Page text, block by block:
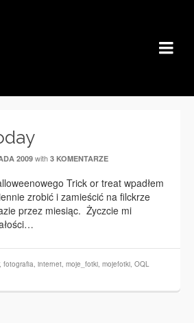
2009 with 3 KOMENTARZE
Trick or treat wpadłem
zrobić i zamieścić na filckrze
przez miesiąc. Życzcie mi
, fotografia, internet, moje_fotki, mojefotki, OQL